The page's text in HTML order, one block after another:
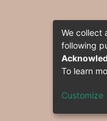
We collect
following
To learn
Customize